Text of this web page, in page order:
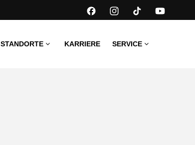
STANDORTE KARRIERE SERVICE